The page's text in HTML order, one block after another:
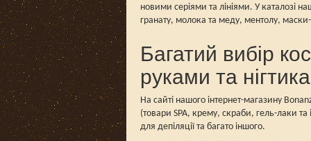
новими серіями та лініями. У каталозі
гранату, молока та меду, ментолу,
Багатий вибір
руками та
На сайті нашого інтернет-магазину
(товари SPA, крему, скраби, гель-лаки
для депіляції та багато іншого.